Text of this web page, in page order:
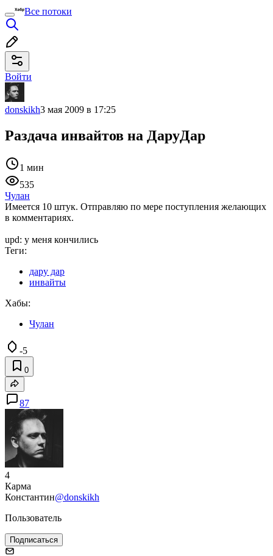
Все потоки
Войти
donskikh3 мая 2009 в 17:25
Раздача инвайтов на ДаруДар
1 мин
535
Чулан
Имеется 10 штук. Отправляю по мере поступления желающих
в комментариях.
upd: у меня кончились
Теги:
дару дар
инвайты
Хабы:
Чулан
-5
0
87
4
Карма
Константин@donskikh
Пользователь
Подписаться